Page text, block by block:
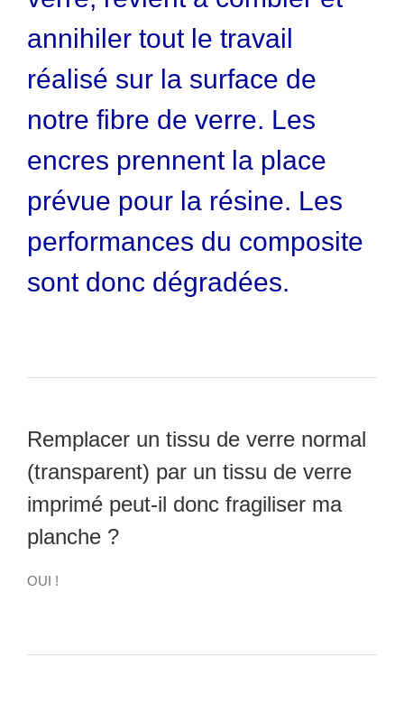
annihiler tout le travail
réalisé sur la surface de
notre fibre de verre. Les
encres prennent la place
prévue pour la résine. Les
performances du composite
sont donc dégradées.
Remplacer un tissu de verre normal
(transparent) par un tissu de verre
imprimé peut-il donc fragiliser ma
planche ?
OUI !